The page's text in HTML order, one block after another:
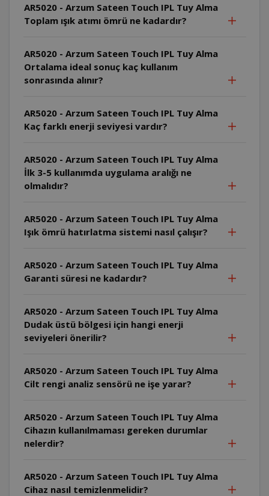
AR5020 - Arzum Sateen Touch IPL Tuy Alma
Toplam ışık atımı ömrü ne kadardır?
AR5020 - Arzum Sateen Touch IPL Tuy Alma
Ortalama ideal sonuç kaç kullanım
sonrasında alınır?
AR5020 - Arzum Sateen Touch IPL Tuy Alma
Kaç farklı enerji seviyesi vardır?
AR5020 - Arzum Sateen Touch IPL Tuy Alma
İlk 3-5 kullanımda uygulama aralığı ne
olmalıdır?
AR5020 - Arzum Sateen Touch IPL Tuy Alma
Işık ömrü hatırlatma sistemi nasıl çalışır?
AR5020 - Arzum Sateen Touch IPL Tuy Alma
Garanti süresi ne kadardır?
AR5020 - Arzum Sateen Touch IPL Tuy Alma
Dudak üstü bölgesi için hangi enerji
seviyeleri önerilir?
AR5020 - Arzum Sateen Touch IPL Tuy Alma
Cilt rengi analiz sensörü ne işe yarar?
AR5020 - Arzum Sateen Touch IPL Tuy Alma
Cihazın kullanılmaması gereken durumlar
nelerdir?
AR5020 - Arzum Sateen Touch IPL Tuy Alma
Cihaz nasıl temizlenmelidir?